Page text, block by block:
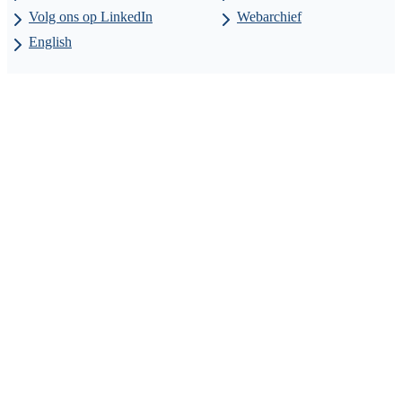
Volg ons op LinkedIn
English
Webarchief